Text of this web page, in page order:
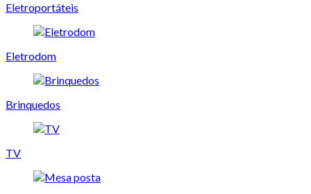
Eletroportáteis
Eletrodom
Brinquedos
TV